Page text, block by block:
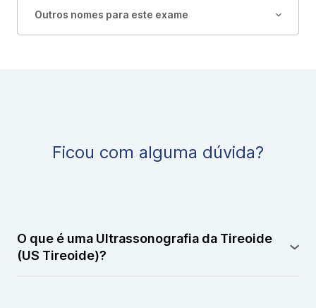
Outros nomes para este exame
Ficou com alguma dúvida?
O que é uma Ultrassonografia da Tireoide
(US Tireoide)?